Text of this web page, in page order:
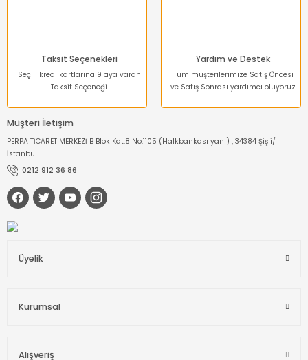
Taksit Seçenekleri
Seçili kredi kartlarına 9 aya varan
Taksit Seçeneği
Yardım ve Destek
Tüm müşterilerimize Satış Öncesi
ve Satış Sonrası yardımcı oluyoruz
Müşteri İletişim
PERPA TİCARET MERKEZİ B Blok Kat:8 No:1105 (Halkbankası yanı) , 34384 Şişli/
İstanbul
0212 912 36 86
Üyelik
Kurumsal
Alışveriş